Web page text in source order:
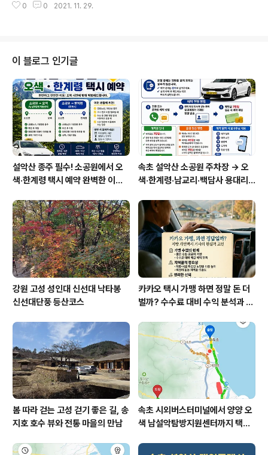
금 넘었네요. 국도를 가려다 차운전하시는 대장님의 열띤
소요됩니다. 주차장에 도착하여 팔봉산입구에 오니 홍천강
에는 살얼음이 얼고 낙엽이 우거진 길에는 서리가 내려 하
얗네요. 자세한 산행기 아래에 링크시켰습니다. 강원도 홍
천군 팔봉산 기온은 싸늘하지만 날씨는 맑은 파란 하늘을
볼 수 있는 일요일입니다. 속초 날씨는 영상을 가르키지만,
홍... blog.naver.com
0 0 2021. 11. 29.
이 블로그 인기글
설악산 종주 필수! 소공원에서 오
색·한계령 택시 예약 완벽한 이용
속초 설악산 소공원 주차장 → 오
색·한계령·남교리·백담사 용대리
강원 고성 성인대 신선대 낙타봉
신선대단풍 등산코스
카카오 택시 가맹 하면 정말 돈 더
벌까? 수수료 대비 수익 분석과 비
봄 따라 걷는 ​고성 걷기 좋은 길, 송
지호 호수 뷰와 전통 마을의 만남
속초 시외버스터미널에서 양양 오
색 남설악탐방지원센터까지 택시